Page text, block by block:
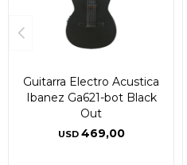
Guitarra Electro Acustica
Ibanez Ga621-bot Black
Out
USD 469,00